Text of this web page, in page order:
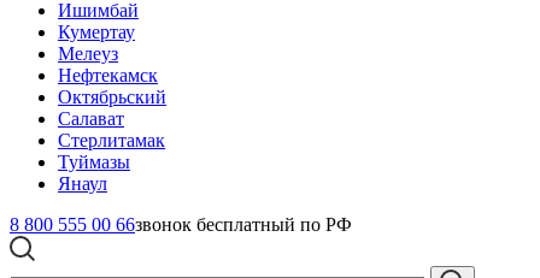
Ишимбай
Кумертау
Мелеуз
Нефтекамск
Октябрьский
Салават
Стерлитамак
Туймазы
Янаул
8 800 555 00 66звонок бесплатный по РФ